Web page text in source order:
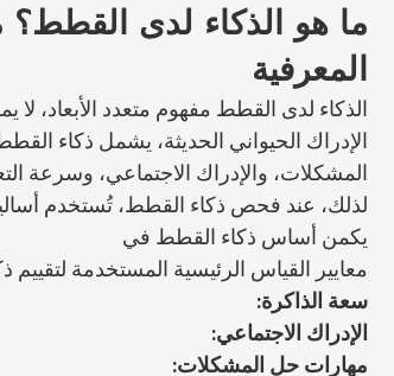
ما هو الذكاء لدى القطط؟
المعرفية
الذكاء لدى القطط مفهوم متعدد الأبعاد،
الإدراك الحيواني الحديثة، يشمل ذكاء
المشكلات، والإدراك الاجتماعي، وسرعة
لذلك، عند فحص ذكاء القطط، تُستخدم
يكمن أساس ذكاء القطط في
معايير القياس الرئيسية المستخدمة
سعة الذاكرة:
الإدراك الاجتماعي:
مهارات حل المشكلات: